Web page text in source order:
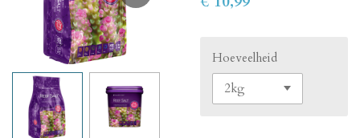
Hoeveelheid